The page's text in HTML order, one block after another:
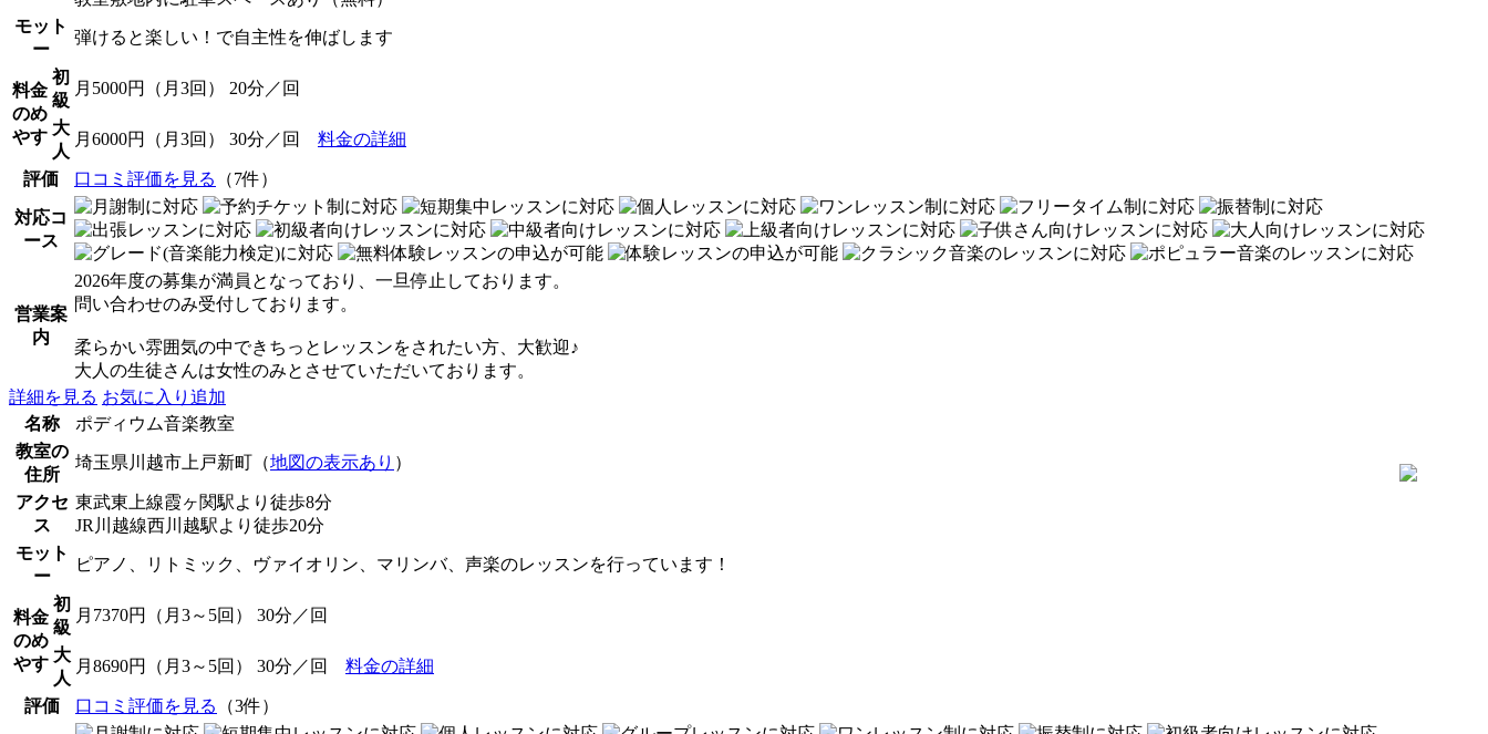
モット
ー
弾けると楽しい！で自主性を伸ばします
料金
のめ
やす
初
級
月5000円（月3回） 20分／回
大
人
月6000円（月3回） 30分／回 料金の詳細
評価 口コミ評価を見る （7件）
対応コ
ース
営業案
内
2026年度の募集が満員となっており、一旦停止しております。
問い合わせのみ受付しております。
柔らかい雰囲気の中できちっとレッスンをされたい方、大歓迎♪
大人の生徒さんは女性のみとさせていただいております。
詳細を見る お気に入り追加
名称
ポディウム音楽教室
教室の
住所
埼玉県川越市上戸新町（地図の表示あり ）
アクセ
ス
東武東上線霞ヶ関駅より徒歩8分
JR川越線西川越駅より徒歩20分
モット
ー
ピアノ、リトミック、ヴァイオリン、マリンバ、声楽のレッスンを行っています！
料金
のめ
やす
初
級
月7370円（月3～5回） 30分／回
大
人
月8690円（月3～5回） 30分／回 料金の詳細
評価 口コミ評価を見る （3件）